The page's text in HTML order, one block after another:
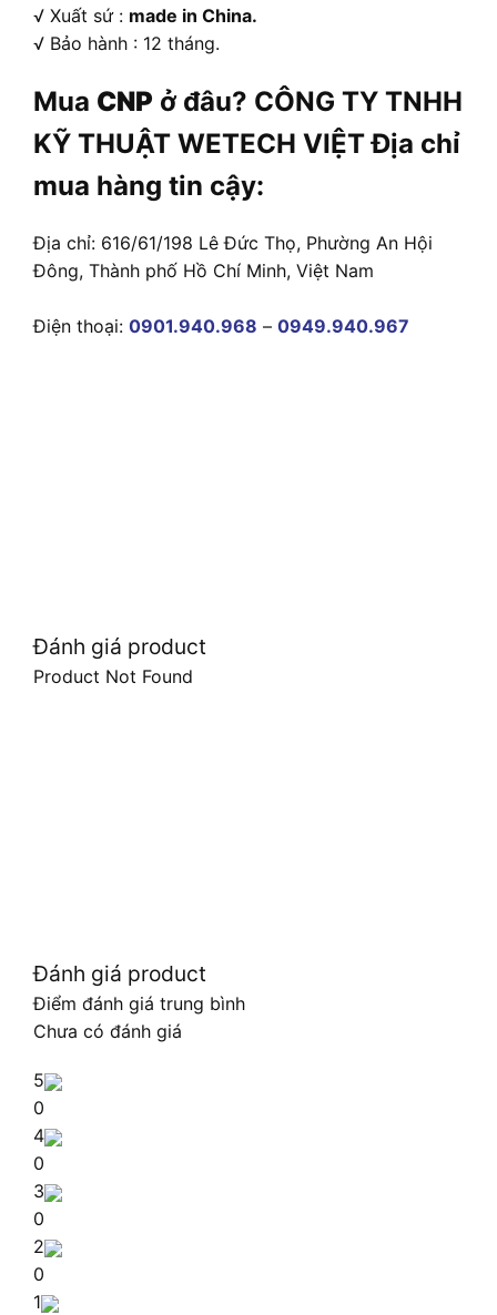
√ Xuất sứ : made in China.
√ Bảo hành : 12 tháng.
Mua CNP ở đâu? CÔNG TY TNHH
KỸ THUẬT WETECH VIỆT Địa chỉ
mua hàng tin cậy:
Địa chỉ: 616/61/198 Lê Đức Thọ, Phường An Hội
Đông, Thành phố Hồ Chí Minh, Việt Nam
Điện thoại: 0901.940.968 – 0949.940.967
Đánh giá product
Product Not Found
Đánh giá product
Điểm đánh giá trung bình
Chưa có đánh giá
5
0
4
0
3
0
2
0
1